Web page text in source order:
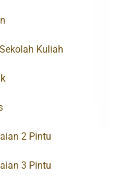
Kuliah
2 Pintu
3 Pintu